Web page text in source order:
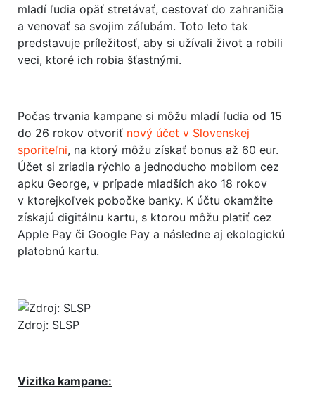
mladí ľudia opäť stretávať, cestovať do zahraničia
a venovať sa svojim záľubám. Toto leto tak
predstavuje príležitosť, aby si užívali život a robili
veci, ktoré ich robia šťastnými.
Počas trvania kampane si môžu mladí ľudia od 15
do 26 rokov otvoriť nový účet v Slovenskej
sporiteľni, na ktorý môžu získať bonus až 60 eur.
Účet si zriadia rýchlo a jednoducho mobilom cez
apku George, v prípade mladších ako 18 rokov
v ktorejkoľvek pobočke banky. K účtu okamžite
získajú digitálnu kartu, s ktorou môžu platiť cez
Apple Pay či Google Pay a následne aj ekologickú
platobnú kartu.
Zdroj: SLSP
Vizitka kampane: